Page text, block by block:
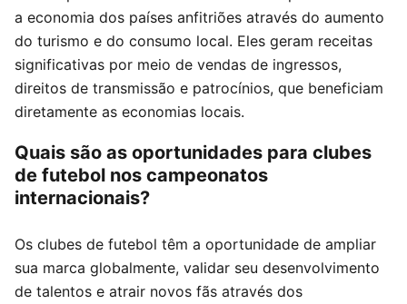
a economia dos países anfitriões através do aumento
do turismo e do consumo local. Eles geram receitas
significativas por meio de vendas de ingressos,
direitos de transmissão e patrocínios, que beneficiam
diretamente as economias locais.
Quais são as oportunidades para clubes
de futebol nos campeonatos
internacionais?
Os clubes de futebol têm a oportunidade de ampliar
sua marca globalmente, validar seu desenvolvimento
de talentos e atrair novos fãs através dos